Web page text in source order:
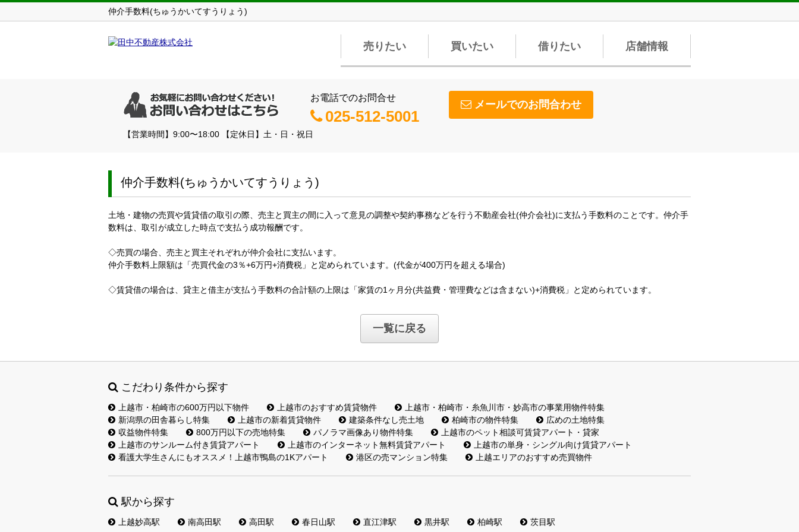
仲介手数料(ちゅうかいてすうりょう)
売りたい 買いたい 借りたい 店舗情報
お電話でのお問合せ
025-512-5001
メールでのお問合わせ
【営業時間】9:00〜18:00 【定休日】土・日・祝日
仲介手数料(ちゅうかいてすうりょう)
土地・建物の売買や賃貸借の取引の際、売主と買主の間に入って意見の調整や契約事務などを行う不動産会社(仲介会社)に支払う手数料のことです。仲介手
数料は、取引が成立した時点で支払う成功報酬です。
◇売買の場合、売主と買主それぞれが仲介会社に支払います。
仲介手数料上限額は「売買代金の3％+6万円+消費税」と定められています。(代金が400万円を超える場合)
◇賃貸借の場合は、貸主と借主が支払う手数料の合計額の上限は「家賃の1ヶ月分(共益費・管理費などは含まない)+消費税」と定められています。
一覧に戻る
こだわり条件から探す
上越市・柏崎市の600万円以下物件 上越市のおすすめ賃貸物件
上越市・柏崎市・糸魚川市・妙高市の事業用物件特集
新潟県の田舎暮らし特集
上越市の新着賃貸物件 建築条件なし売土地 柏崎市の物件特集
広めの土地特集
収益物件特集
800万円以下の売地特集 パノラマ画像あり物件特集
上越市のペット相談可賃貸アパート・貸家
上越市のサンルーム付き賃貸アパート
上越市のインターネット無料賃貸アパート
上越市の単身・シングル向け賃貸アパート
看護大学生さんにもオススメ！上越市鴨島の1Kアパート
港区の売マンション特集 上越エリアのおすすめ売買物件
駅から探す
上越妙高駅 南高田駅 高田駅 春日山駅 直江津駅 黒井駅 柏崎駅 茨目駅